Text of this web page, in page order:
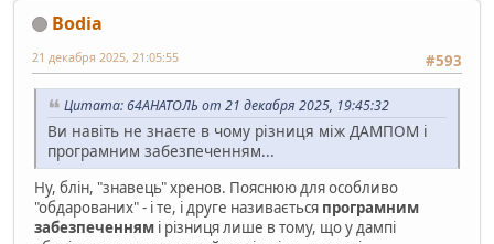
Bodia
#593
21 декабря 2025, 21:05:55
Цитата: 64АНАТОЛЬ от 21 декабря 2025, 19:45:32
Ви навіть не знаєте в чому різниця між ДАМПОМ і
програмним забезпеченням...
Ну, блін, "знавець" хренов. Пояснюю для особливо
"обдарованих" - і те, і друге називається програмним
забезпеченням і різниця лише в тому, що у дампі